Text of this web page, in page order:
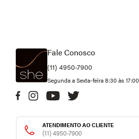
Fale Conosco
(11) 4950-7900
Segunda a Sexta-feira 8:30 às 17:00
ATENDIMENTO AO CLIENTE
(11) 4950-7900